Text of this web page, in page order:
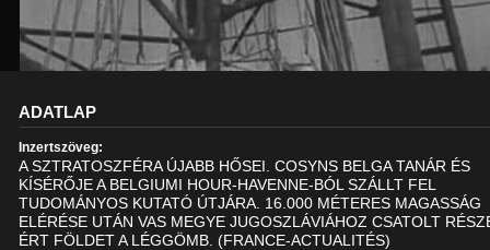
ADATLAP
Inzertszöveg:
A SZTRATOSZFÉRA ÚJABB HŐSEI. COSYNS BELGA TANÁR ÉS
KÍSÉRŐJE A BELGIUMI HOUR-HAVENNE-BÓL SZÁLLT FEL
TUDOMÁNYOS KUTATÓ ÚTJÁRA. 16.000 MÉTERES MAGASSÁG
ELÉRÉSE UTÁN VAS MEGYE JUGOSZLÁVIÁHOZ CSATOLT
ÉRT FÖLDET A LÉGGÖMB. (FRANCE-ACTUALITÉS)